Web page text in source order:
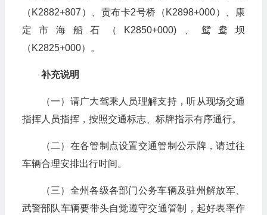
（K2882+807）、贡布卡2号桥（K2898+000）、康
定市海船石（K2850+000)、鸳鸯坝
（K2825+000）。
补充说明
（一）请广大驾乘人员理解支持，听从现场交通
指挥人员指挥，按照交通标志、标牌指示有序通行。
（二）在各管制点设置交通管制公示牌，请过往
车辆合理安排出行时间。
（三）全州各级各部门公务车辆及驻州解放军、
武警部队车辆要带头自觉遵守交通管制，起好表率作